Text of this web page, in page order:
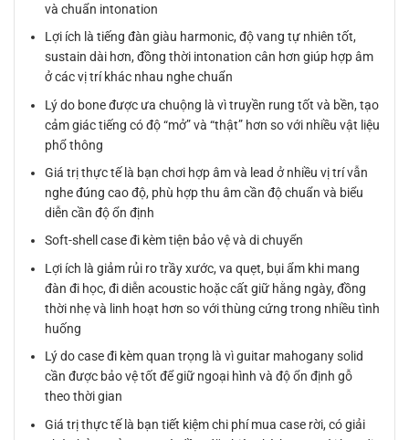
và chuẩn intonation
Lợi ích là tiếng đàn giàu harmonic, độ vang tự nhiên tốt,
sustain dài hơn, đồng thời intonation cân hơn giúp hợp âm
ở các vị trí khác nhau nghe chuẩn
Lý do bone được ưa chuộng là vì truyền rung tốt và bền, tạo
cảm giác tiếng có độ “mở” và “thật” hơn so với nhiều vật liệu
phổ thông
Giá trị thực tế là bạn chơi hợp âm và lead ở nhiều vị trí vẫn
nghe đúng cao độ, phù hợp thu âm cần độ chuẩn và biểu
diễn cần độ ổn định
Soft-shell case đi kèm tiện bảo vệ và di chuyển
Lợi ích là giảm rủi ro trầy xước, va quẹt, bụi ẩm khi mang
đàn đi học, đi diễn acoustic hoặc cất giữ hằng ngày, đồng
thời nhẹ và linh hoạt hơn so với thùng cứng trong nhiều tình
huống
Lý do case đi kèm quan trọng là vì guitar mahogany solid
cần được bảo vệ tốt để giữ ngoại hình và độ ổn định gỗ
theo thời gian
Giá trị thực tế là bạn tiết kiệm chi phí mua case rời, có giải